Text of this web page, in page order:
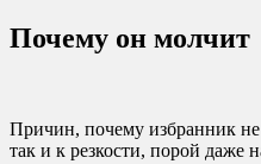
Почему он молчит
Причин, почему избранник не
так и к резкости, порой даже